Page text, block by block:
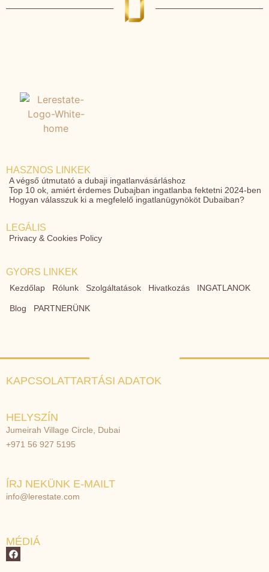
HASZNOS LINKEK
A végső útmutató a dubaji ingatlanvásárláshoz
Top 10 ok, amiért érdemes Dubajban ingatlanba fektetni 2024-ben
Hogyan válasszuk ki a megfelelő ingatlanügynököt Dubaiban?
LEGÁLIS
Privacy & Cookies Policy
GYORS LINKEK
Kezdőlap Rólunk Szolgáltatások Hivatkozás INGATLANOK
Blog PARTNERÜNK
KAPCSOLATTARTÁSI ADATOK
HELYSZÍN
Jumeirah Village Circle, Dubai
+971 56 927 5195
ÍRJ NEKÜNK E-MAILT
info@lerestate.com
MÉDIÁ